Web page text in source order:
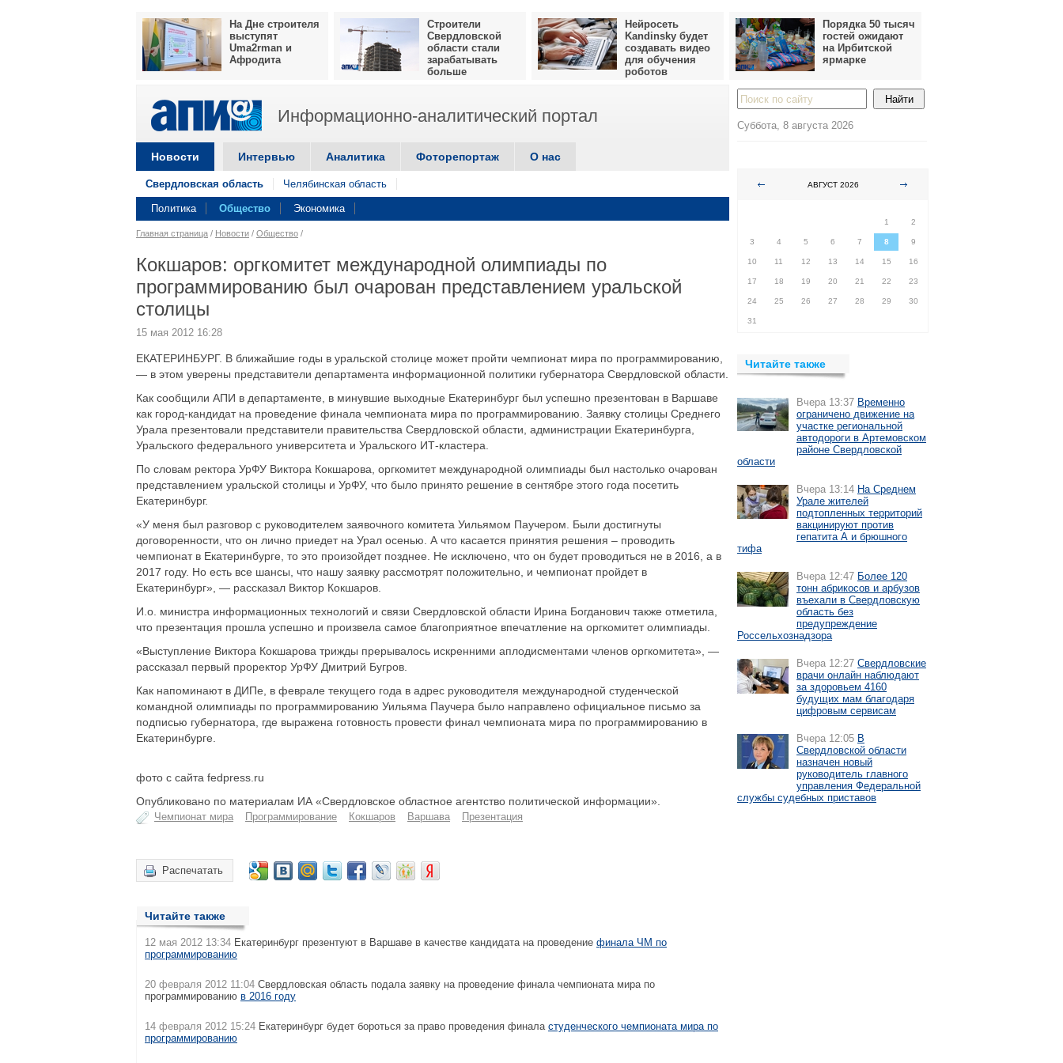
На Дне строителя
выступят
Uma2rman и
Афродита
Строители
Свердловской
области стали
зарабатывать
больше
Нейросеть
Kandinsky будет
создавать видео
для обучения
роботов
Порядка 50 тысяч
гостей ожидают
на Ирбитской
ярмарке
Информационно-аналитический портал
Новости Интервью Аналитика Фоторепортаж О нас
Свердловская область Челябинская область
Политика Общество Экономика
Главная страница / Новости / Общество /
Кокшаров: оргкомитет международной олимпиады по
программированию был очарован представлением уральской
столицы
15 мая 2012 16:28
ЕКАТЕРИНБУРГ. В ближайшие годы в уральской столице может пройти чемпионат мира по программированию,
— в этом уверены представители департамента информационной политики губернатора Свердловской области.
Как сообщили АПИ в департаменте, в минувшие выходные Екатеринбург был успешно презентован в Варшаве
как город-кандидат на проведение финала чемпионата мира по программированию. Заявку столицы Среднего
Урала презентовали представители правительства Свердловской области, администрации Екатеринбурга,
Уральского федерального университета и Уральского ИТ-кластера.
По словам ректора УрФУ Виктора Кокшарова, оргкомитет международной олимпиады был настолько очарован
представлением уральской столицы и УрФУ, что было принято решение в сентябре этого года посетить
Екатеринбург.
«У меня был разговор с руководителем заявочного комитета Уильямом Паучером. Были достигнуты
договоренности, что он лично приедет на Урал осенью. А что касается принятия решения – проводить
чемпионат в Екатеринбурге, то это произойдет позднее. Не исключено, что он будет проводиться не в 2016, а в
2017 году. Но есть все шансы, что нашу заявку рассмотрят положительно, и чемпионат пройдет в
Екатеринбург», — рассказал Виктор Кокшаров.
И.о. министра информационных технологий и связи Свердловской области Ирина Богданович также отметила,
что презентация прошла успешно и произвела самое благоприятное впечатление на оргкомитет олимпиады.
«Выступление Виктора Кокшарова трижды прерывалось искренними аплодисментами членов оргкомитета», —
рассказал первый проректор УрФУ Дмитрий Бугров.
Как напоминают в ДИПе, в феврале текущего года в адрес руководителя международной студенческой
командной олимпиады по программированию Уильяма Паучера было направлено официальное письмо за
подписью губернатора, где выражена готовность провести финал чемпионата мира по программированию в
Екатеринбурге.
фото с сайта fedpress.ru
Опубликовано по материалам ИА «Свердловское областное агентство политической информации».
Чемпионат мира Программирование Кокшаров Варшава Презентация
Распечатать
Читайте также
12 мая 2012 13:34 Екатеринбург презентуют в Варшаве в качестве кандидата на проведение финала ЧМ по
программированию
20 февраля 2012 11:04 Свердловская область подала заявку на проведение финала чемпионата мира по
программированию в 2016 году
14 февраля 2012 15:24 Екатеринбург будет бороться за право проведения финала студенческого чемпионата мира по
программированию
Суббота, 8 августа 2026
АВГУСТ 2026
1
2
3 4 5 6 7 8 9
10 11 12 13 14 15 16
17 18 19 20 21 22 23
24 25 26 27 28 29 30
31
Читайте также
Вчера 13:37 Временно
ограничено движение на
участке региональной
автодороги в Артемовском
районе Свердловской
области
Вчера 13:14 На Среднем
Урале жителей
подтопленных территорий
вакцинируют против
гепатита А и брюшного
тифа
Вчера 12:47 Более 120
тонн абрикосов и арбузов
въехали в Свердловскую
область без
предупреждение
Россельхознадзора
Вчера 12:27 Свердловские
врачи онлайн наблюдают
за здоровьем 4160
будущих мам благодаря
цифровым сервисам
Вчера 12:05 В
Свердловской области
назначен новый
руководитель главного
управления Федеральной
службы судебных приставов